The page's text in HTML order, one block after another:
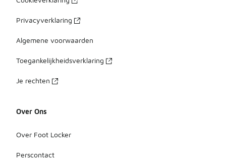
Privacyverklaring
Algemene voorwaarden
Toegankelijkheidsverklaring
Je rechten
Over Ons
Over Foot Locker
Perscontact